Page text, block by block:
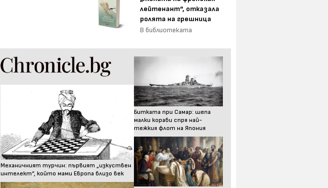
лейтенант“, отказала
ролята на грешница
В библиотеката
Механичният турчин: първият „изкуствен
интелект“, който мами Европа близо век
Битката при Самар: шепа
малки кораби спря най-
тежкия флот на Япония